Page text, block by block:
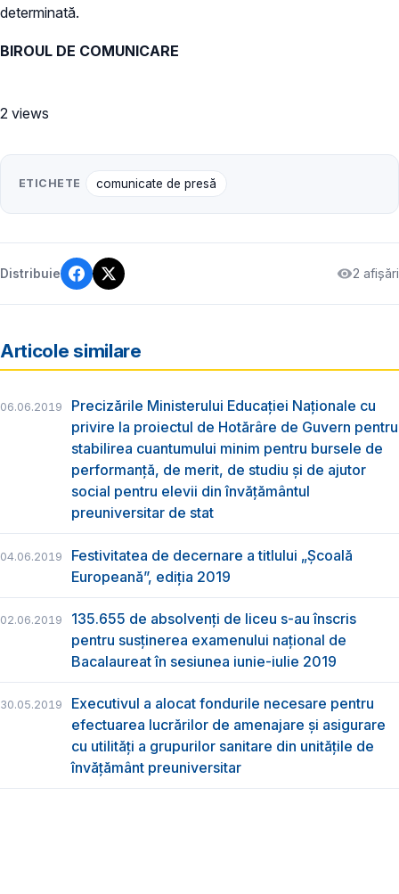
determinată.
BIROUL DE COMUNICARE
2 views
ETICHETE comunicate de presă
Distribuie 2 afișări
Articole similare
06.06.2019
Precizările Ministerului Educației Naționale cu
privire la proiectul de Hotărâre de Guvern pentru
stabilirea cuantumului minim pentru bursele de
performanță, de merit, de studiu și de ajutor
social pentru elevii din învățământul
preuniversitar de stat
04.06.2019
Festivitatea de decernare a titlului „Şcoală
Europeană”, ediția 2019
02.06.2019
135.655 de absolvenţi de liceu s-au înscris
pentru susţinerea examenului naţional de
Bacalaureat în sesiunea iunie-iulie 2019
30.05.2019
Executivul a alocat fondurile necesare pentru
efectuarea lucrărilor de amenajare și asigurare
cu utilități a grupurilor sanitare din unitățile de
învățământ preuniversitar